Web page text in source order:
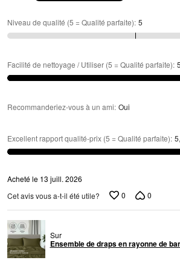
Niveau de qualité (5 = Qualité parfaite): 5
Facilité de nettoyage / Utiliser (5 = Qualité parfaite):
Recommanderiez-vous à un ami: Oui
Excellent rapport qualité-prix (5 = Qualité parfaite):
Acheté le 13 juill. 2026
Cet avis vous a-t-il été utile?
0 0
Sur
Ensemble de draps en rayonne de